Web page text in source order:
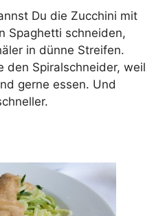
Du die Zucchini mit
Spaghetti schneiden,
in dünne Streifen.
den Spiralschneider, weil
gerne essen. Und